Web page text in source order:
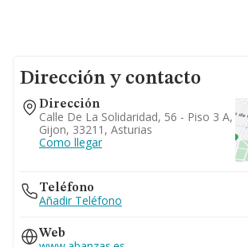
Dirección y contacto
Dirección
Calle De La Solidaridad, 56 - Piso 3 A,
Gijon, 33211, Asturias
Como llegar
Teléfono
Añadir Teléfono
Web